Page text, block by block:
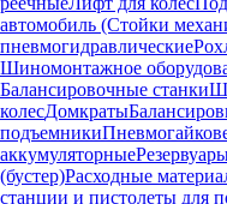
автомобиль (Стойки
пневмогидравлические
Шиномонтажное
Балансировочные станки
колесДомкраты
подъемники
аккумуляторные
(бустер)Расходные
станции и пистолеты для